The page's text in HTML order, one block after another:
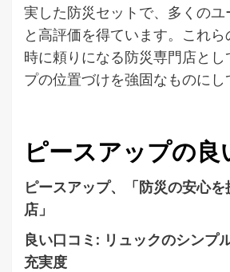
実した防災セットで、多くの
と高評価を得ています。これ
時に頼りになる防災専門店とし
プの位置づけを強固なものにし
ピースアップの良
ピースアップ、「防災の安心
店」
良い口コミ: リュックのシンプ
充実度